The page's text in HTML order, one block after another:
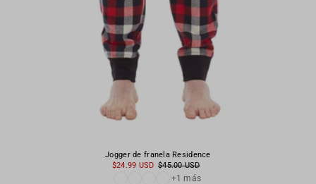
Jogger de franela Residence
$24.99 USD $45.00 USD
+1 más